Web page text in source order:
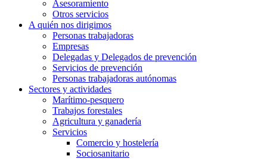
Asesoramiento
Otros servicios
A quién nos dirigimos
Personas trabajadoras
Empresas
Delegadas y Delegados de prevención
Servicios de prevención
Personas trabajadoras autónomas
Sectores y actividades
Marítimo-pesquero
Trabajos forestales
Agricultura y ganadería
Servicios
Comercio y hostelería
Sociosanitario